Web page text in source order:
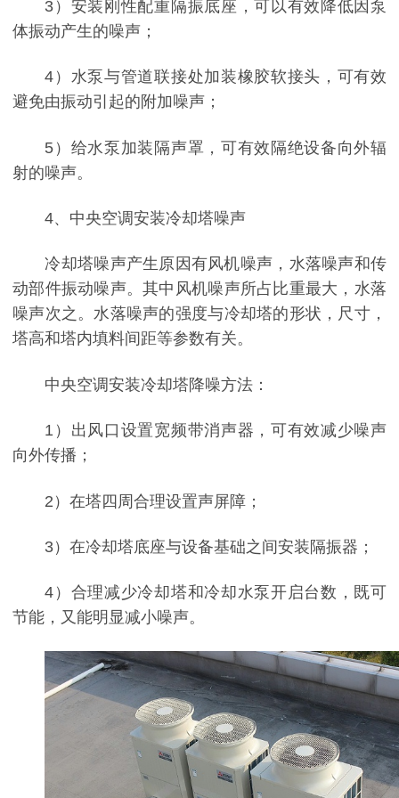
3）安装刚性配重隔振底座，可以有效降低因泵
体振动产生的噪声；
4）水泵与管道联接处加装橡胶软接头，可有效
避免由振动引起的附加噪声；
5）给水泵加装隔声罩，可有效隔绝设备向外辐
射的噪声。
4、中央空调安装冷却塔噪声
冷却塔噪声产生原因有风机噪声，水落噪声和传
动部件振动噪声。其中风机噪声所占比重最大，水落
噪声次之。水落噪声的强度与冷却塔的形状，尺寸，
塔高和塔内填料间距等参数有关。
中央空调安装冷却塔降噪方法：
1）出风口设置宽频带消声器，可有效减少噪声
向外传播；
2）在塔四周合理设置声屏障；
3）在冷却塔底座与设备基础之间安装隔振器；
4）合理减少冷却塔和冷却水泵开启台数，既可
节能，又能明显减小噪声。